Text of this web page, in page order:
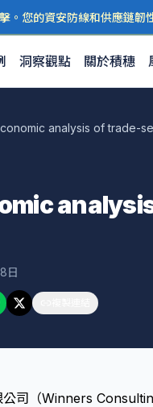
。您的資安防線和供應鏈韌
洞察觀點 關於積穗
日
公司（Winners